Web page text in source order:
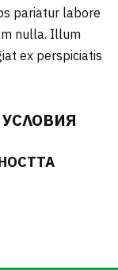
pariatur labore
nulla. Illum
ex perspiciatis